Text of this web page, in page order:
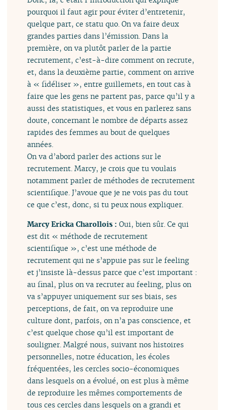
pourquoi il faut agir pour éviter d’entretenir,
quelque part, ce statu quo. On va faire deux
grandes parties dans l’émission. Dans la
première, on va plutôt parler de la partie
recrutement, c’est-à-dire comment on recrute,
et, dans la deuxième partie, comment on arrive
à « fidéliser », entre guillemets, en tout cas à
faire que les gens ne partent pas, parce qu’il y a
aussi des statistiques, et vous en parlerez sans
doute, concernant le nombre de départs assez
rapides des femmes au bout de quelques
années.
On va d’abord parler des actions sur le
recrutement. Marcy, je crois que tu voulais
notamment parler de méthodes de recrutement
scientifique. J’avoue que je ne vois pas du tout
ce que c’est, donc, si tu peux nous expliquer.
Marcy Ericka Charollois :Oui, bien sûr. Ce qui
est dit « méthode de recrutement
scientifique », c’est une méthode de
recrutement qui ne s’appuie pas sur le feeling
et j’insiste là-dessus parce que c’est important :
au final, plus on va recruter au feeling, plus on
va s’appuyer uniquement sur ses biais, ses
perceptions, de fait, on va reproduire une
culture dont, parfois, on n’a pas conscience, et
c’est quelque chose qu’il est important de
souligner. Malgré nous, suivant nos histoires
personnelles, notre éducation, les écoles
fréquentées, les cercles socio-économiques
dans lesquels on a évolué, on est plus à même
de reproduire les mêmes comportements de
tous ces cercles dans lesquels on a grandi et